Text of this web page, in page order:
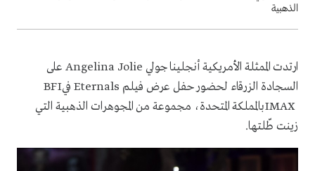
الذهبية
ارتدت الممثلة الأمريكية أنجلينا جولي Angelina Jolie على
السجادة الزرقاء لحضور حفل عرض فيلم Eternals فيBFI
IMAXبالمملكة المتحدة، مجموعة من المجوهرات الذهبية التي
زينت طّلتها.